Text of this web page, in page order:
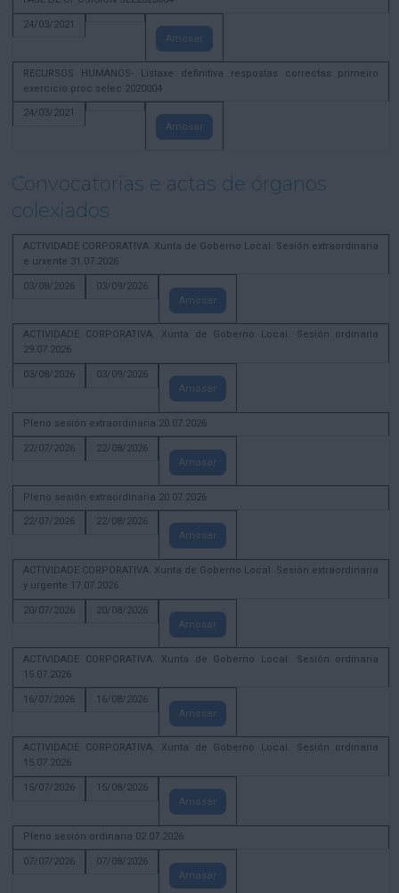
24/03/2021
Amosar
RECURSOS HUMANOS- Listaxe definitiva respostas correctas primeiro
exercicio proc selec 2020004
24/03/2021
Amosar
Convocatorias e actas de órganos
colexiados
ACTIVIDADE CORPORATIVA. Xunta de Goberno Local. Sesión extraordinaria
e urxente 31.07.2026
03/08/2026
03/09/2026
Amosar
ACTIVIDADE CORPORATIVA. Xunta de Goberno Local. Sesión ordinaria
29.07.2026
03/08/2026
03/09/2026
Amosar
Pleno sesión extraordinaria 20.07.2026
22/07/2026
22/08/2026
Amosar
Pleno sesión extraordinaria 20.07.2026
22/07/2026
22/08/2026
Amosar
ACTIVIDADE CORPORATIVA. Xunta de Goberno Local. Sesión extraordinaria
y urgente 17.07.2026
20/07/2026
20/08/2026
Amosar
ACTIVIDADE CORPORATIVA. Xunta de Goberno Local. Sesión ordinaria
15.07.2026
16/07/2026
16/08/2026
Amosar
ACTIVIDADE CORPORATIVA. Xunta de Goberno Local. Sesión ordinaria
15.07.2026
15/07/2026
15/08/2026
Amosar
Pleno sesión ordinaria 02.07.2026
07/07/2026
07/08/2026
Amosar